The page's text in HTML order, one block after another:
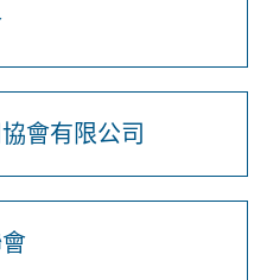
會有限公司